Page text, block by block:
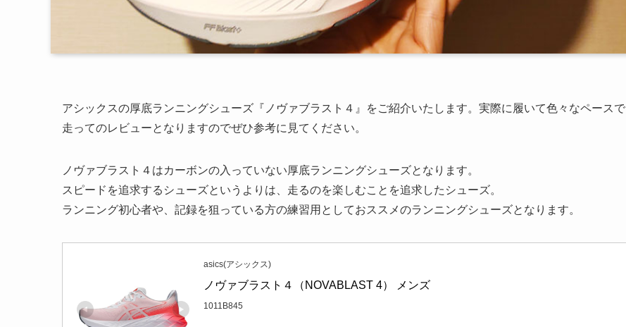
アシックスの厚底ランニングシューズ『ノヴァブラスト４』をご紹介いたします。実際に履いて色々なペースで
走ってのレビューとなりますのでぜひ参考に見てください。
ノヴァブラスト４はカーボンの入っていない厚底ランニングシューズとなります。
スピードを追求するシューズというよりは、走るのを楽しむことを追求したシューズ。
ランニング初心者や、記録を狙っている方の練習用としておススメのランニングシューズとなります。
asics(アシックス)
ノヴァブラスト４（NOVABLAST 4） メンズ
1011B845